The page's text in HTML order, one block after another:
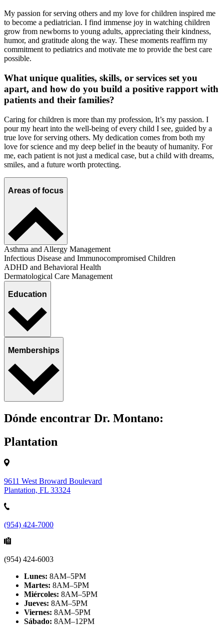
My passion for serving others and my love for children inspired me
to become a pediatrician. I find immense joy in watching children
grow from newborns to young adults, appreciating their kindness,
humor, and gratitude along the way. These moments reaffirm my
commitment to pediatrics and motivate me to provide the best care
possible.
What unique qualities, skills, or services set you
apart, and how do you build a positive rapport with
patients and their families?
Caring for children is more than my profession, It’s my passion. I
pour my heart into the well-being of every child I see, guided by a
true love for serving others. My dedication comes from both my
love for science and my deep belief in the beauty of humanity. For
me, each patient is not just a medical case, but a child with dreams,
smiles, and a future worth protecting.
Areas of focus
Asthma and Allergy Management
Infectious Disease and Immunocompromised Children
ADHD and Behavioral Health
Dermatological Care Management
Education
Memberships
Dónde encontrar Dr. Montano:
Plantation
9611 West Broward Boulevard
Plantation, FL 33324
(954) 424-7000
(954) 424-6003
Lunes: 8AM–5PM
Martes: 8AM–5PM
Miércoles: 8AM–5PM
Jueves: 8AM–5PM
Viernes: 8AM–5PM
Sábado: 8AM–12PM